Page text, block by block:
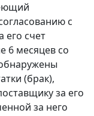
с
его счет
6 месяцев со
(брак),
за его
за него